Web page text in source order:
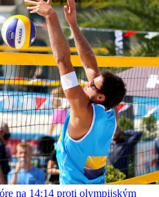
na 14:14 proti olympijským